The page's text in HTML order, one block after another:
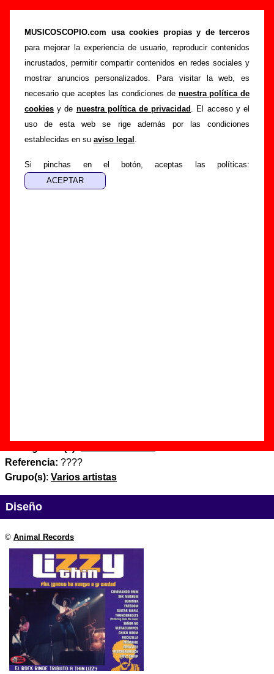
MUSICOSCOPIO.com usa cookies propias y de terceros
para mejorar la experiencia de usuario, reproducir contenidos
incrustados, permitir compartir contenidos en redes sociales y
mostrar anuncios personalizados. Para visitar la web, es
necesario que aceptes las condiciones de nuestra política de
cookies y de nuestra política de privacidad . El acceso y el
uso de esta web se rige además por las condiciones
establecidas en su aviso legal .
Si pinchas en el botón, aceptas las políticas:
Phil Lynott ha vuelto a la ciudad - El rock rinde
tributo a Thin Lizzy (CD promocional, 2005) -
Varios grupos
Portada >Varios artistas >Discos de 2005
Phil Lynott ha vuelto a la ciudad - El rock rinde tributo a Thin Lizzy
Esta página pretende recopilar todo tipo de información
sobre el disco “Phil Lynott ha vuelto a la ciudad - El rock
rinde tributo a Thin Lizzy”, interpretado por
también se mostrarán en esta página otros tipos de
información a medida que estén disponibles: los datos
Referencia: ????
Grupo(s): Varios artistas
Diseño
© Animal Records